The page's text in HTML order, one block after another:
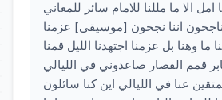
امل الا ما مللنا للامام سائر للمعاني
اننا نجحون [موسيقى] عزمنا
ما وهنا بل عزمنا اجتهدنا الليل قمنا
قمم الفصار صاعدوني في الليالي
عنا في الليالي اين كنا سائلون